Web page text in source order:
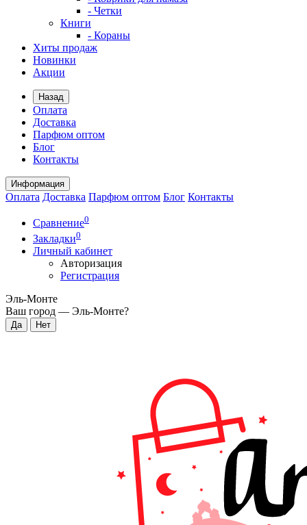
- Четки
Книги
- Кораны
Хиты продаж
Новинки
Акции
Назад
Оплата
Доставка
Парфюм оптом
Блог
Контакты
Информация
Оплата Доставка Парфюм оптом Блог Контакты
Сравнение0
Закладки0
Личный кабинет
Авторизация
Регистрация
Эль-Монте
Ваш город — Эль-Монте?